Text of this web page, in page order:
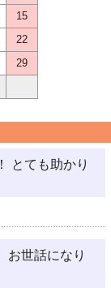
15
22
29
とても助かり
お世話になり